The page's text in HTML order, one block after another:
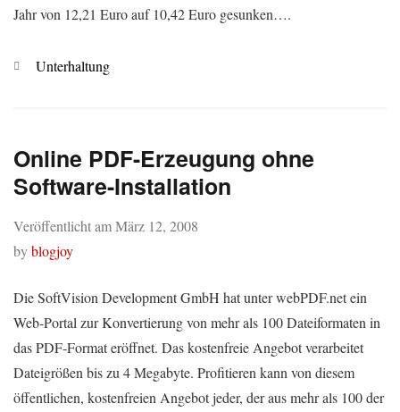
Jahr von 12,21 Euro auf 10,42 Euro gesunken….
Kategorien
Unterhaltung
Online PDF-Erzeugung ohne
Software-Installation
Veröffentlicht amMärz 12, 2008
byblogjoy
Die SoftVision Development GmbH hat unter webPDF.net ein
Web-Portal zur Konvertierung von mehr als 100 Dateiformaten in
das PDF-Format eröffnet. Das kostenfreie Angebot verarbeitet
Dateigrößen bis zu 4 Megabyte. Profitieren kann von diesem
öffentlichen, kostenfreien Angebot jeder, der aus mehr als 100 der